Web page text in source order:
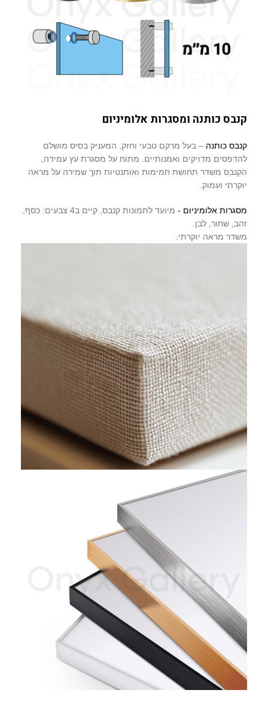
קנבס כותנה ומסגרות אלומיניום
קנבס כותנה – בעל מרקם טבעי וחזק, המעניק בסיס מושלם
להדפסים מדויקים ואמנותיים. מתוח על מסגרת עץ עמידה,
הקנבס משדר תחושת חמימות ואותנטיות תוך שמירה על מראה
יוקרתי ועמוק.
מסגרות אלומיניום -
מיועד לתמונות קנבס, קיים ב4 צבעים: כסף,
זהב, שחור, לבן.
משדר מראה יוקרתי.